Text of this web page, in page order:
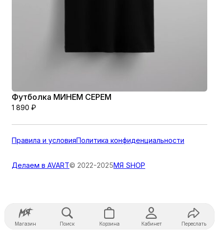
Футболка МИНЕМ СЕРЕМ
1 890 ₽
Правила и условияПолитика конфиденциальности
Делаем в AVART© 2022-2025МЯ SHOP
Магазин Поиск Корзина Кабинет Переслать